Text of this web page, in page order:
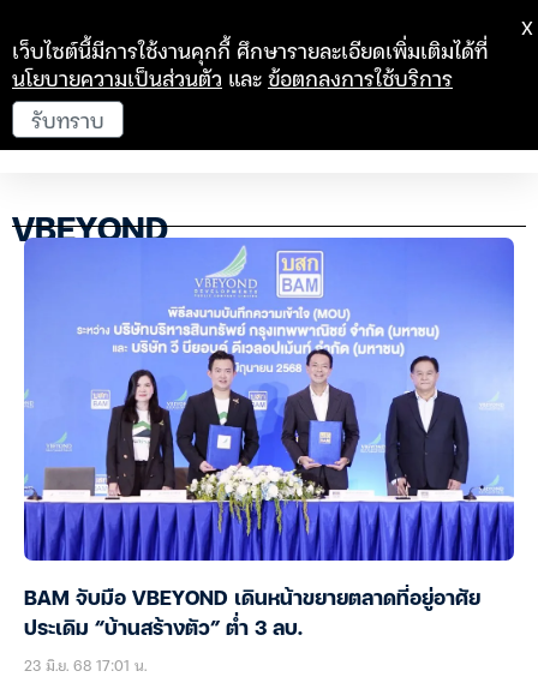
VBEYOND
BAM จับมือ VBEYOND เดินหน้าขยายตลาดที่อยู่อาศัย
ประเดิม “บ้านสร้างตัว” ต่ำ 3 ลบ.
23 มิ.ย. 68 17:01 น.
เว็บไซต์นี้มีการใช้งานคุกกี้ ศึกษารายละเอียดเพิ่มเติมได้ที่
นโยบายความเป็นส่วนตัว และข้อตกลงการใช้บริการ
รับทราบ
X